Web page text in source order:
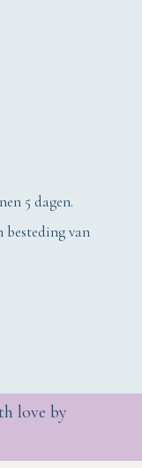
5 dagen.
besteding van
love by